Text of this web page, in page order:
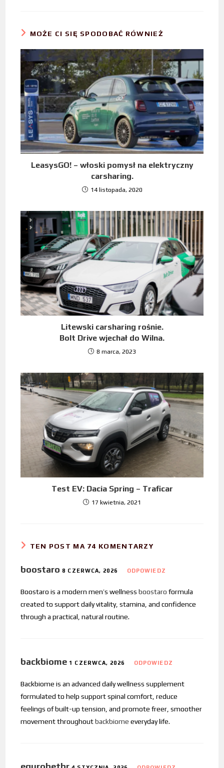
MOŻE CI SIĘ SPODOBAĆ RÓWNIEŻ
LeasysGO! – włoski pomysł na elektryczny
carsharing.
14 listopada, 2020
Litewski carsharing rośnie.
Bolt Drive wjechał do Wilna.
8 marca, 2023
Test EV: Dacia Spring – Traficar
17 kwietnia, 2021
TEN POST MA 74 KOMENTARZY
boostaro 8 CZERWCA, 2026 ODPOWIEDZ
Boostaro is a modern men’s wellnessboostaro formula
created to support daily vitality, stamina, and confidence
through a practical, natural routine.
backbiome 1 CZERWCA, 2026 ODPOWIEDZ
Backbiome is an advanced daily wellness supplement
formulated to help support spinal comfort, reduce
feelings of built-up tension, and promote freer, smoother
movement throughoutbackbiome everyday life.